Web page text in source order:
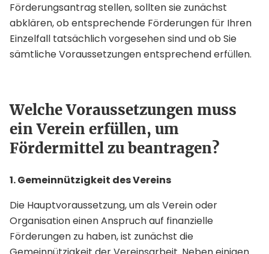
Förderungsantrag stellen, sollten sie zunächst
abklären, ob entsprechende Förderungen für Ihren
Einzelfall tatsächlich vorgesehen sind und ob Sie
sämtliche Voraussetzungen entsprechend erfüllen.
Welche Voraussetzungen muss
ein Verein erfüllen, um
Fördermittel zu beantragen?
1. Gemeinnützigkeit des Vereins
Die Hauptvoraussetzung, um als Verein oder
Organisation einen Anspruch auf finanzielle
Förderungen zu haben, ist zunächst die